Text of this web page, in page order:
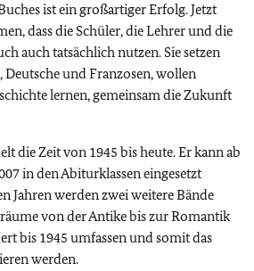
ist ein großartiger Erfolg. Jetzt
dass die Schüler, die Lehrer und die
auch tatsächlich nutzen. Sie setzen
und Franzosen, wollen
lernen, gemeinsam die Zukunft
die Zeit von 1945 bis heute. Er kann ab
in den Abiturklassen eingesetzt
Jahren werden zwei weitere Bände
von der Antike bis zur Romantik
bis 1945 umfassen und somit das
werden.